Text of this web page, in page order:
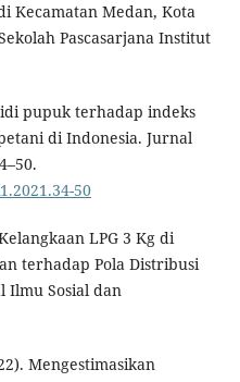
Kecamatan Medan, Kota
Pascasarjana Institut
pupuk terhadap indeks
di Indonesia. Jurnal
50
LPG 3 Kg di
terhadap Pola Distribusi
Ilmu Sosial dan
Mengestimasikan